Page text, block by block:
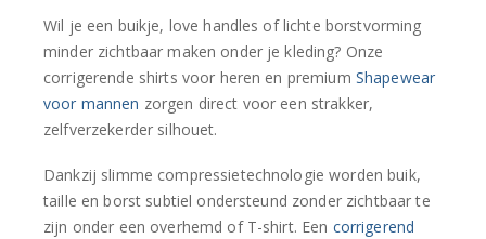
Wil je een buikje, love handles of lichte borstvorming
minder zichtbaar maken onder je kleding? Onze
corrigerende shirts voor heren en premium Shapewear
voor mannen zorgen direct voor een strakker,
zelfverzekerder silhouet.
Dankzij slimme compressietechnologie worden buik,
taille en borst subtiel ondersteund zonder zichtbaar te
zijn onder een overhemd of T-shirt. Een corrigerend